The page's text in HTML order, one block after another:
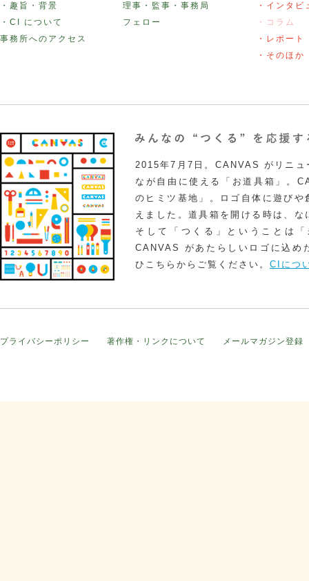
・趣旨・背景
・CI について
事務所へのアクセス
理事・監事・事務局
フェロー
・インタビ
・コラム
・レポート
・そのほか
2015年7月7日。CANVAS がリニュ
なが自由に使える「お道具箱」。
のヒミツ基地」。ロゴ自体に遊び
えました。道具箱を開ける時は、
そして「つくる」ということは
CANVAS があたらしいロゴに込め
ひこちらからご覧ください。 CIにつ
プライバシーポリシー 著作権・リンクについて メールマガジン登録